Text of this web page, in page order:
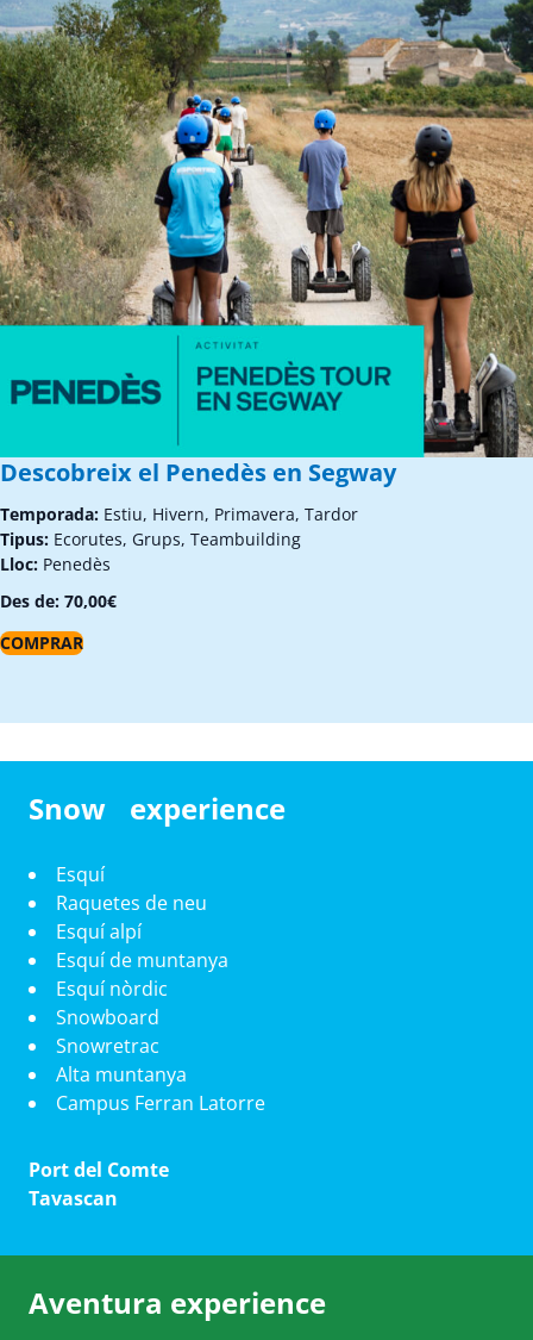
Descobreix el Penedès en Segway
Temporada: Estiu, Hivern, Primavera, Tardor
Tipus: Ecorutes, Grups, Teambuilding
Lloc: Penedès
Des de: 70,00€
COMPRAR
Snow experience
Esquí
Raquetes de neu
Esquí alpí
Esquí de muntanya
Esquí nòrdic
Snowboard
Snowretrac
Alta muntanya
Campus Ferran Latorre
Port del Comte
Tavascan
Aventura experience